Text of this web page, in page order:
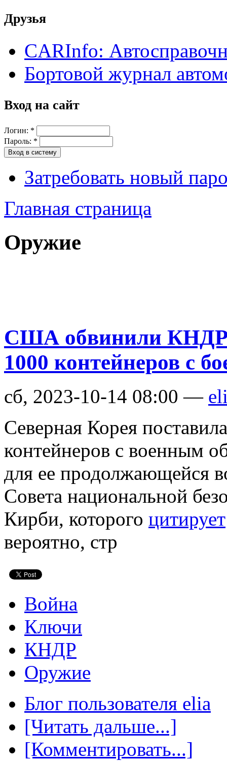
Друзья
CARInfo:
Бортовой журнал
Вход на сайт
Логин: *
Пароль: *
Затребовать новый
Главная страница
Оружие
США обвинили КНДР
1000 контейнеров с
сб, 2023-10-14 08:00 —
Северная Корея
контейнеров с военным
для ее продолжающейся
Совета национальной
Кирби, которого цитирует
вероятно, стр
Война
Ключи
КНДР
Оружие
Блог пользователя elia
[Читать дальше...]
[Комментировать...]